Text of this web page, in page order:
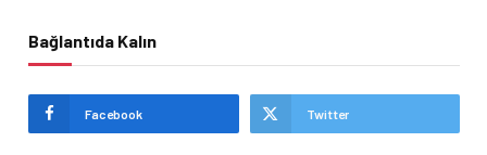
Bağlantıda Kalın
Facebook Twitter